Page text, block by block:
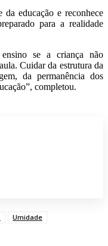
educação e reconhece
para a realidade
se a criança não
Cuidar da estrutura da
da permanência dos
completou.
Umidade